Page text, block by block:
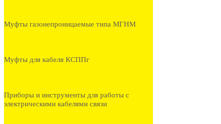
Муфты газонепроницаемые типа МГНМ
Муфты для кабеля КСППг
Приборы и инструменты для работы с
электрическими кабелями связи